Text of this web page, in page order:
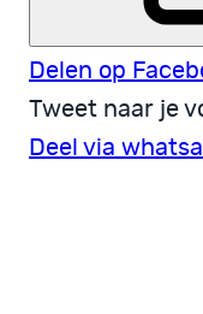
Delen op
Tweet naar je
Deel via